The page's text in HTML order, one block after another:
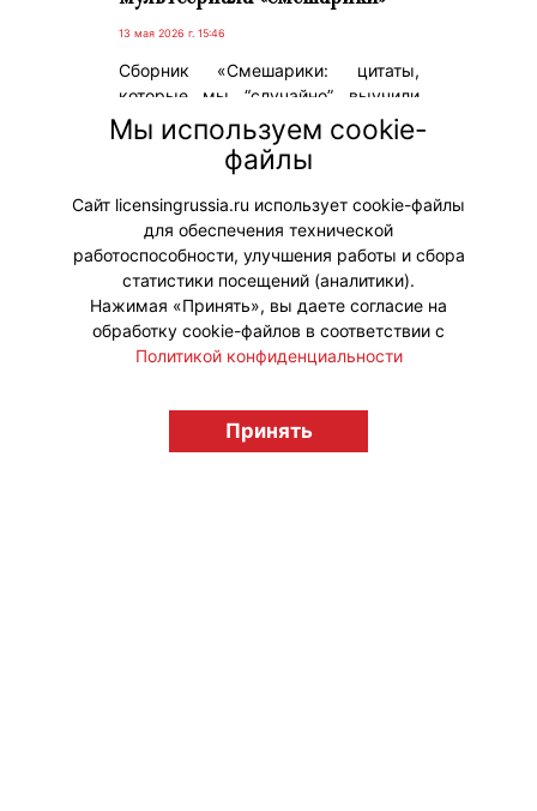
13 мая 2026 г. 15:46
Сборник «Смешарики: цитаты,
которые мы “случайно” выучили
наизусть» объединил
высказывания героев, отобранные
в ходе масштабного исследования
первых сезонов проекта.
#ПродвижениеБренда
licensingrussia.ru, 2009-2026 12+
Мы используем cookie-
файлы
Сайт licensingrussia.ru использует cookie-файлы
для обеспечения технической
работоспособности, улучшения работы и сбора
статистики посещений (аналитики).
Нажимая «Принять», вы даете согласие на
обработку cookie-файлов в соответствии с
Политикой конфиденциальности
Принять